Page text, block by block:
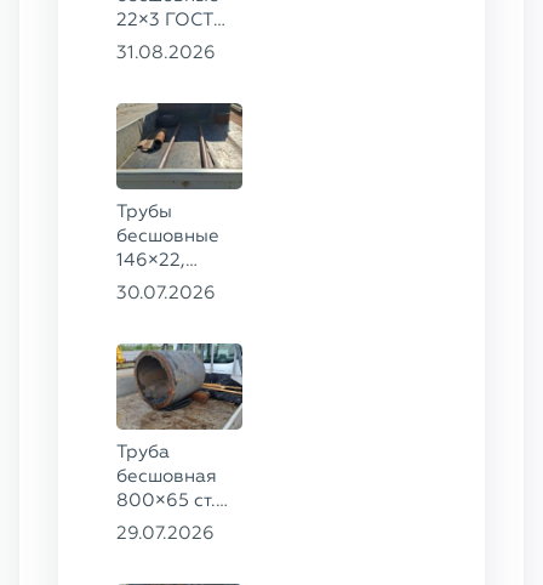
22×3 ГОСТ
8734-75, ст.
31.08.2026
Трубы
бесшовные
146×22,
68×12 ГОСТ
30.07.2026
Труба
бесшовная
800×65 ст.
17ГС
29.07.2026